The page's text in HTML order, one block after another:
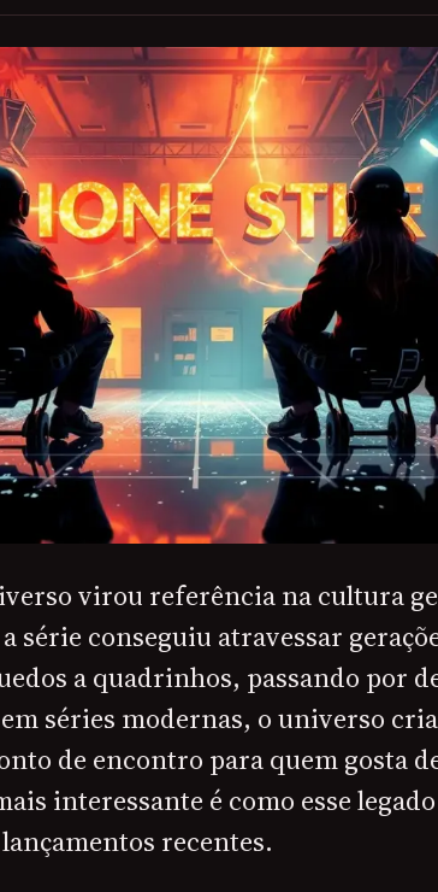
virou referência na cultura
série conseguiu atravessar
a quadrinhos, passando por
séries modernas, o universo
de encontro para quem gosta
interessante é como esse
recentes.